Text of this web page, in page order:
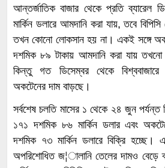
আন্তর্জাতিক বাজার থেকে প্রতি ব্যারেল
মার্কিন ডলারে আমদানি করা যায়, তবে
তখন কোনো লোকসান হয় না। একই সঙ্গে
দশমিক ৮৯ টাকায় আমদানি করা যায় তখনো
কিন্তু গত ডিসেম্বর থেকে
অকটেনের দাম বাড়ছে।
সর্বশেষ চলতি মাসের ১ থেকে ২৪ জুন পর্যন্ত
১৭১ দশমিক ৮৬ মার্কিন ডলার এবং
দশমিক ৭৩ মার্কিন ডলারে বিক্রি
অপরিশোধিত জ¦ালানি তেলের দামও বেড়ে